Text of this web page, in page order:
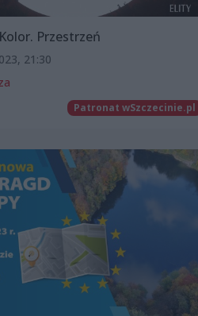
Przestrzeń
21:30
Patronat wSzczecinie.pl